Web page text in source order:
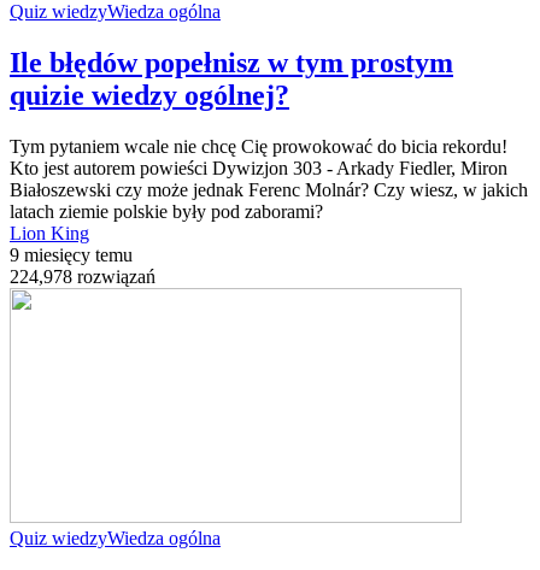
Quiz wiedzyWiedza ogólna
Ile błędów popełnisz w tym prostym
quizie wiedzy ogólnej?
Tym pytaniem wcale nie chcę Cię prowokować do bicia rekordu!
Kto jest autorem powieści Dywizjon 303 - Arkady Fiedler, Miron
Białoszewski czy może jednak Ferenc Molnár? Czy wiesz, w jakich
latach ziemie polskie były pod zaborami?
Lion King
9 miesięcy temu
224,978 rozwiązań
Quiz wiedzyWiedza ogólna